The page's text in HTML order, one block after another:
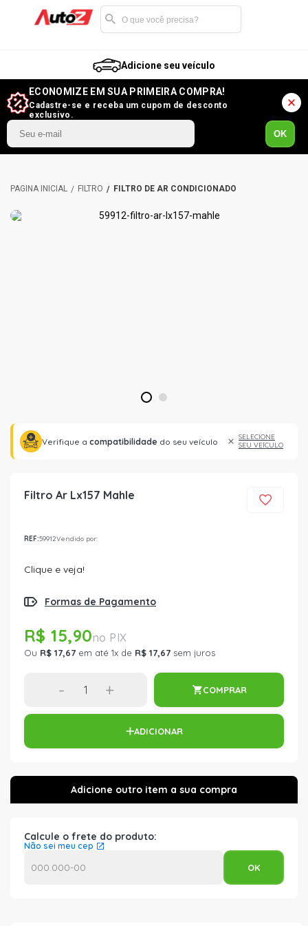
Adicione seu veículo
ECONOMIZE EM SUA PRIMEIRA COMPRA!
Cadastre-se e receba um cupom de desconto
exclusivo.
OK
FILTRO FILTRO DE AR CONDICIONADO
1 2
Verifique a compatibilidade do seu veículo
SELECIONE
SEU VEÍCULO
Filtro Ar Lx157 Mahle
REF:59912Vendido por:
Clique e veja!
Formas de Pagamento
R$ 15,90
Ou R$ 17,67 em até 1x de R$ 17,67 sem juros
- + COMPRAR
ADICIONAR
Calcule o frete do produto:
Não sei meu cep